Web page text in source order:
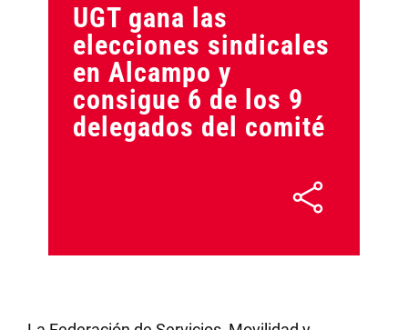
UGT gana las
elecciones sindicales
en Alcampo y
consigue 6 de los 9
delegados del comité